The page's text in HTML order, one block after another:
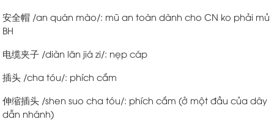
安全帽 /an quán mào/: mũ an toàn dành cho CN ko phải mủ
BH
电缆夹子 /diàn lăn jiá zi/: nẹp cáp
插头 /cha tóu/: phích cắm
伸缩插头 /shen suo cha tóu/: phích cắm (ở một đầu của dây
dẫn nhánh)